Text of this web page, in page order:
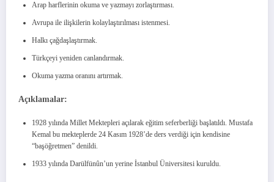
Arap harflerinin okuma ve yazmayı zorlaştırması.
Avrupa ile ilişkilerin kolaylaştırılması istenmesi.
Halkı çağdaşlaştırmak.
Türkçeyi yeniden canlandırmak.
Okuma yazma oranını artırmak.
Açıklamalar:
1928 yılında Millet Mektepleri açılarak eğitim seferberliği başlatıldı. Mustafa
Kemal bu mekteplerde 24 Kasım 1928’de ders verdiği için kendisine
“başöğretmen” denildi.
1933 yılında Darülfünûn’un yerine İstanbul Üniversitesi kuruldu.